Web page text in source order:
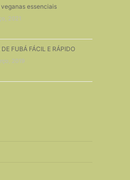
essenciais
2021
DE FUBÁ FÁCIL E RÁPIDO
2019